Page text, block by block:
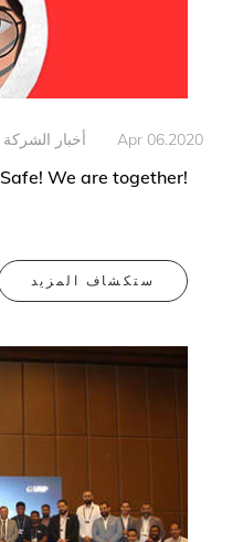
Apr أخبار الشركة
Stay Safe! We are together!
ستكشاف المزيد